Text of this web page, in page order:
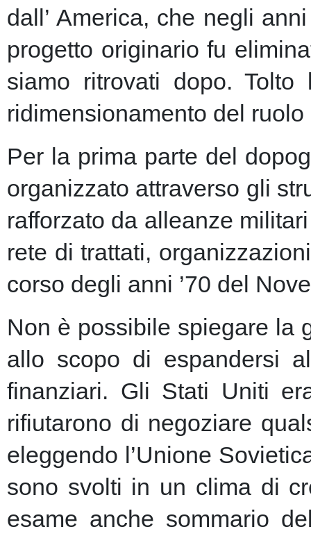
dall’ America, che negli
progetto originario fu
siamo ritrovati dopo.
ridimensionamento del
Per la prima parte del
organizzato attraverso gli
rafforzato da alleanze
rete di trattati,
corso degli anni ’70 del
Non è possibile spiegare la
allo scopo di espandersi
finanziari. Gli Stati Uniti
rifiutarono di negoziare
eleggendo l’Unione
sono svolti in un clima di
esame anche sommario